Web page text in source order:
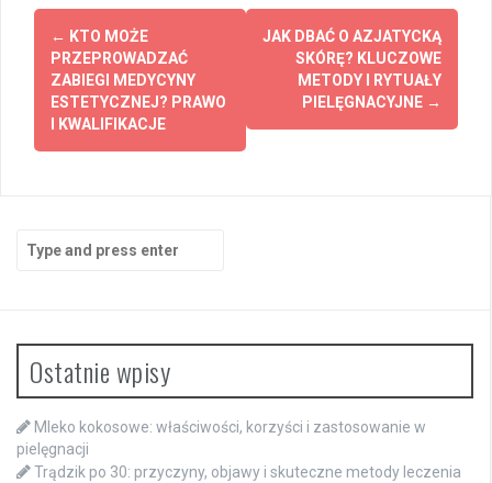
Post
navigation
← KTO MOŻE
PRZEPROWADZAĆ
ZABIEGI MEDYCYNY
ESTETYCZNEJ? PRAWO
I KWALIFIKACJE
JAK DBAĆ O AZJATYCKĄ
SKÓRĘ? KLUCZOWE
METODY I RYTUAŁY
PIELĘGNACYJNE →
Search
for:
Ostatnie wpisy
Mleko kokosowe: właściwości, korzyści i zastosowanie w
pielęgnacji
Trądzik po 30: przyczyny, objawy i skuteczne metody leczenia